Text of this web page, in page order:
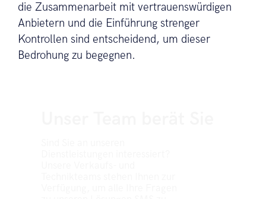
die Zusammenarbeit mit vertrauenswürdigen
Anbietern und die Einführung strenger
Kontrollen sind entscheidend, um dieser
Bedrohung zu begegnen.